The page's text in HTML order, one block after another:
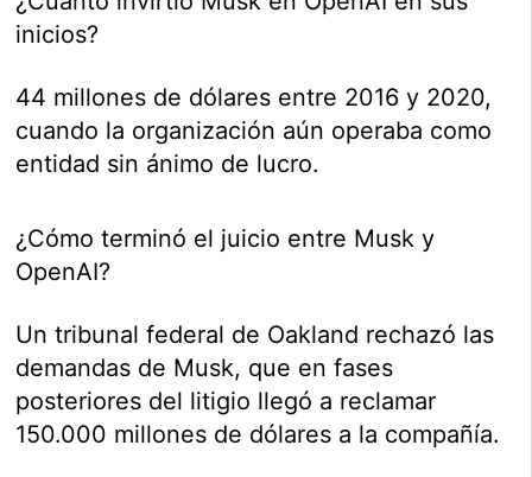
inicios?
44 millones de dólares entre 2016 y 2020,
cuando la organización aún operaba como
entidad sin ánimo de lucro.
¿Cómo terminó el juicio entre Musk y
OpenAI?
Un tribunal federal de Oakland rechazó las
demandas de Musk, que en fases
posteriores del litigio llegó a reclamar
150.000 millones de dólares a la compañía.